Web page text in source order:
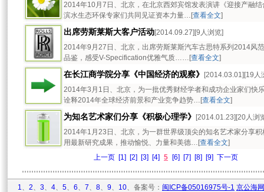
2014年10月7日、北京，在北京西郊宾馆发表演讲《迎接产融
滨水生态环保专家们共同见证资本力量…[查看全文]
出席劳斯莱斯大客户活动[2014.09.27][9人浏览]
2014年9月27日、北京，出席劳斯莱斯汽车古思特系列2014风
品鉴，感受V-Specification优雅气质……[查看全文]
在长江商学院分享《中国经济的观察》
[2014.03.01][19人
2014年3月1日、北京，为一批优秀财经学者和成功企业家们快
诠释2014年全球经济前景和产业竞争趋势…[查看全文]
为知名艺术家们分享《积极心理学》
[2014.01.23][20人浏
2014年1月23日、北京，为一群世界级顶尖的知名艺术家分享
用最新研究成果，推动愉悦、力量和美德…[查看全文]
上一页 [1] [2] [3] [4] 5 [6] [7] [8] [9] 下一页
1、 2、 3、 4、 5、 6、 7、 8、 9、 10、备案号： 闽ICP备05016975号-1 京公海